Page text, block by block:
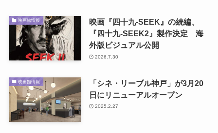
映画館情報
映画『四十九-SEEK』の続編、
『四十九-SEEK2』製作決定 海
外版ビジュアル公開
2026.7.30
映画館情報
「シネ・リーブル神戸」が3月20
日にリニューアルオープン
2025.2.27